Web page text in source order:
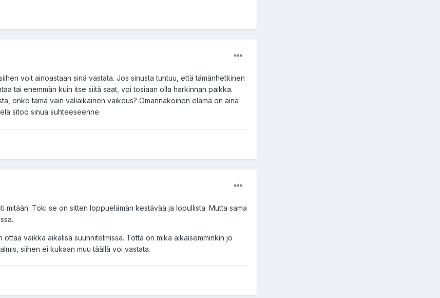
voit ainoastaan sinä vastata. Jos sinusta tuntuu, että tämänhetkinen
tai enemmän kuin itse siitä saat, voi tosiaan olla harkinnan paikka.
onko tämä vain väliaikainen vaikeus? Omannäköinen elämä on aina
sitoo sinua suhteeseenne.
mitään. Toki se on sitten loppuelämän kestävää ja lopullista. Mutta sama
vaikka aikalisä suunnitelmissa. Totta on mikä aikaisemminkin jo
siihen ei kukaan muu täällä voi vastata.